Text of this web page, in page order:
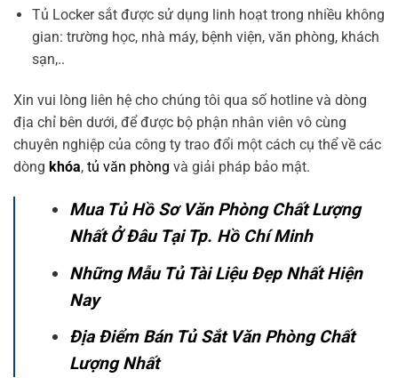
Tủ Locker sắt được sử dụng linh hoạt trong nhiều không
gian: trường học, nhà máy, bệnh viện, văn phòng, khách
sạn,..
Xin vui lòng liên hệ cho chúng tôi qua số hotline và dòng
địa chỉ bên dưới, để được bộ phận nhân viên vô cùng
chuyên nghiệp của công ty trao đổi một cách cụ thể về các
dòng khóa, tủ văn phòng và giải pháp bảo mật.
Mua Tủ Hồ Sơ Văn Phòng Chất Lượng
Nhất Ở Đâu Tại Tp. Hồ Chí Minh
Những Mẫu Tủ Tài Liệu Đẹp Nhất Hiện
Nay
Địa Điểm Bán Tủ Sắt Văn Phòng Chất
Lượng Nhất